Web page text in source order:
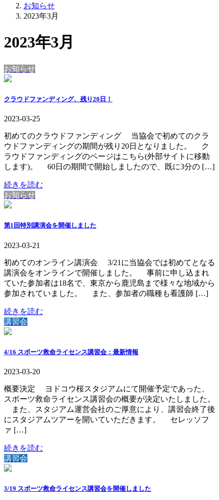
お知らせ
2023年3月
2023年3月
お知らせ
クラウドファンディング、残り20日！
2023-03-25
初めてのクラウドファンディング 当協会で初めてのクラ
ウドファンディングの期間が残り20日となりました。 ク
ラウドファンディングのページはこちら(外部サイトに移動
します)。 60日の期間で開始しましたので、既に3分の […]
続きを読む
お知らせ
第1回特別講演会を開催しました
2023-03-21
初めてのオンライン講演会 3/21に当協会では初めてとなる
講演会をオンラインで開催しました。 事前に申し込まれ
ていた参加者は18名で、東京から鹿児島まで様々な地域から
参加されていました。 また、参加者の職種も看護師 […]
続きを読む
講習会
4/16 スポーツ救命ライセンス講習会：最新情報
2023-03-20
概要決定 ヨドコウ桜スタジアムにて開催予定であった、
スポーツ救命ライセンス講習会の概要が決定いたしました。
また、スタジアム運営会社のご厚意により、講習会終了後
にスタジアムツアーを開いていただきます。 セレッソフ
ァ […]
続きを読む
講習会
3/19 スポーツ救命ライセンス講習会を開催しました